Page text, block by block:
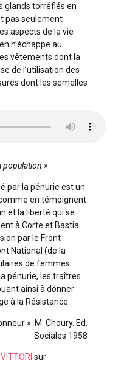
glands torréfiés en
pas seulement
aspects de la vie
n’échappe au
vêtements dont la
de l’utilisation des
dont les semelles
population »
par la pénurie est un
en témoignent
et la liberté qui se
à Corte et Bastia.
par le Front
National (de la
de femmes
pénurie, les traîtres
ainsi à donner
à la Résistance.
». M. Choury. Ed.
Sociales 1958
sur